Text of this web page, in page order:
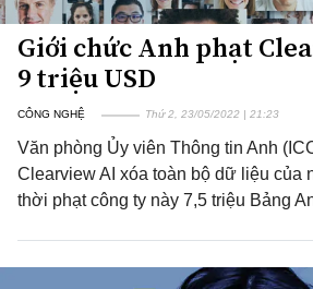
Giới chức Anh phạt
9 triệu USD
CÔNG NGHỆ Thứ 2, 23/05/2022 | 21:23
Văn phòng Ủy viên Thông tin Anh
Clearview AI xóa toàn bộ dữ liệu của
thời phạt công ty này 7,5 triệu Bảng